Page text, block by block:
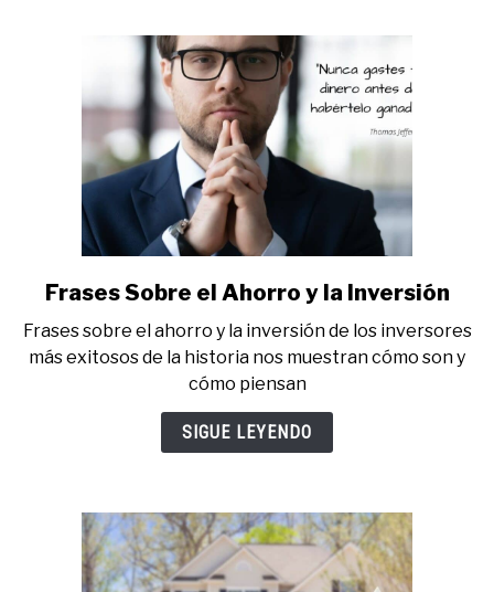
link
Frases
Sobre
el
Ahorro
y
Frases Sobre el Ahorro y la Inversión
Frases sobre el ahorro y la inversión de los inversores
más exitosos de la historia nos muestran cómo son y
cómo piensan
SIGUE LEYENDO